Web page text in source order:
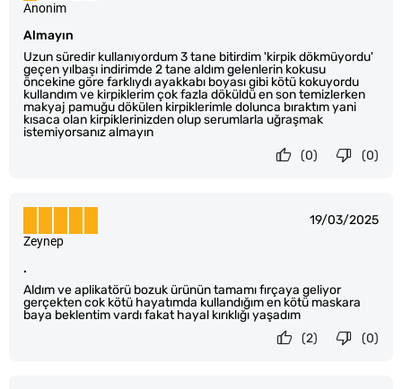
Almayın
Uzun süredir kullanıyordum 3 tane bitirdim 'kirpik dökmüyordu'
geçen yılbaşı indirimde 2 tane aldım gelenlerin kokusu
öncekine göre farklıydı ayakkabı boyası gibi kötü kokuyordu
kullandım ve kirpiklerim çok fazla döküldü en son temizlerken
makyaj pamuğu dökülen kirpiklerimle dolunca bıraktım yani
kısaca olan kirpiklerinizden olup serumlarla uğraşmak
istemiyorsanız almayın
Anonim
(0)
(0)
19/03/2025
.
Aldım ve aplikatörü bozuk ürünün tamamı fırçaya geliyor
gerçekten cok kötü hayatımda kullandığım en kötü maskara
baya beklentim vardı fakat hayal kırıklığı yaşadım
Zeynep
(0)
(2)